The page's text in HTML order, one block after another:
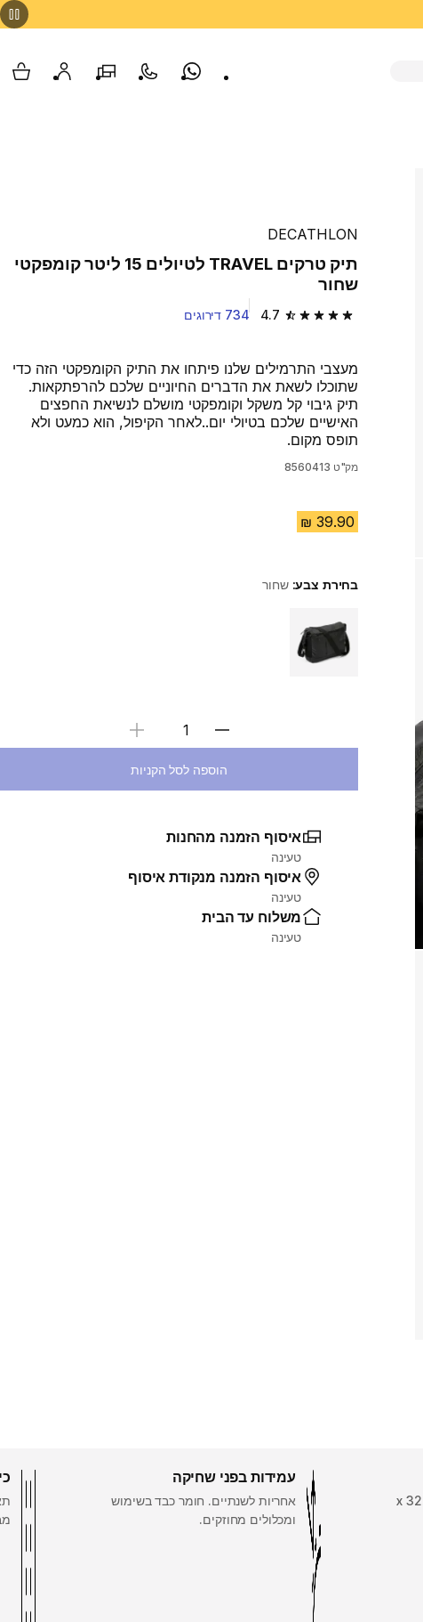
Whatsappצור קשרהסניפים שלנוהחשבון שלי
DECATHLON
תיק טרקים TRAVEL לטיולים 15 ליטר קומפקטי
שחור
4.7 4.7 out of 5 stars from 734 reviews 734 דירוגים
מעצבי התרמילים שלנו פיתחו את התיק הקומפקטי הזה כדי
שתוכלו לשאת את הדברים החיוניים שלכם להרפתקאות.
תיק גיבוי קל משקל וקומפקטי מושלם לנשיאת החפצים
האישיים שלכם בטיולי יום..לאחר הקיפול, הוא כמעט ולא
תופס מקום.
מק"ט 8560413
בחירת צבע:שחור
Choose a variant
בחירת כמות
הוספה לסל הקניות
איסוף הזמנה מהחנות
טעינה
איסוף הזמנה מנקודת איסוף
טעינה
משלוח עד הבית
טעינה
תכולה: 15 ליטר.מידות: 36 x ‏32.5 ‏x
עמידות בפני שחיקה
אחריות לשנתיים. חומר כבד בשימוש
ומכלולים מחוזקים.